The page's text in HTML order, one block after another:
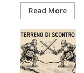
Read More